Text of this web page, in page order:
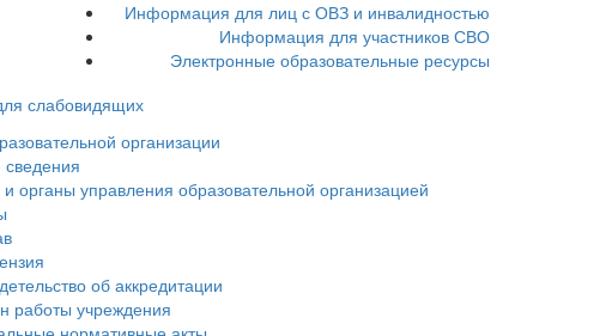
Информация для лиц с ОВЗ и инвалидностью
Информация для участников СВО
Электронные образовательные ресурсы
слабовидящих
организации
и органы управления образовательной организацией
об аккредитации
работы учреждения